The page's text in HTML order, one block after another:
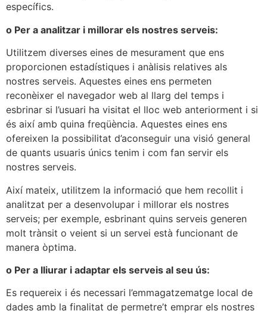
específics.
o Per a analitzar i millorar els nostres serveis:
Utilitzem diverses eines de mesurament que ens
proporcionen estadístiques i anàlisis relatives als
nostres serveis. Aquestes eines ens permeten
reconèixer el navegador web al llarg del temps i
esbrinar si l’usuari ha visitat el lloc web anteriorment i si
és així amb quina freqüència. Aquestes eines ens
ofereixen la possibilitat d’aconseguir una visió general
de quants usuaris únics tenim i com fan servir els
nostres serveis.
Així mateix, utilitzem la informació que hem recollit i
analitzat per a desenvolupar i millorar els nostres
serveis; per exemple, esbrinant quins serveis generen
molt trànsit o veient si un servei està funcionant de
manera òptima.
o Per a lliurar i adaptar els serveis al seu ús:
Es requereix i és necessari l’emmagatzematge local de
dades amb la finalitat de permetre’t emprar els nostres